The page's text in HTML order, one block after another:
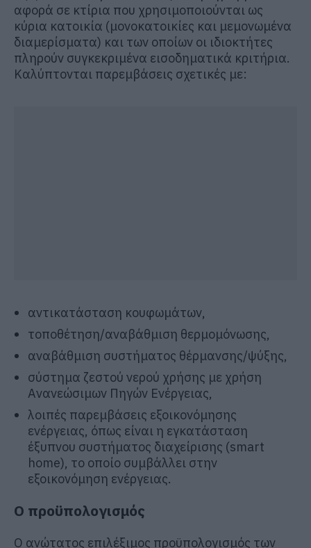
αφορά σε κτίρια που χρησιμοποιούνται ως
κύρια κατοικία (μονοκατοικίες και μεμονωμένα
διαμερίσματα) και των οποίων οι ιδιοκτήτες
πληρούν συγκεκριμένα εισοδηματικά κριτήρια.
Καλύπτονται παρεμβάσεις σχετικές με:
αντικατάσταση κουφωμάτων,
τοποθέτηση/αναβάθμιση θερμομόνωσης,
αναβάθμιση συστήματος θέρμανσης/ψύξης,
σύστημα ζεστού νερού χρήσης με χρήση
Ανανεώσιμων Πηγών Ενέργειας,
λοιπές παρεμβάσεις εξοικονόμησης
ενέργειας, όπως είναι η εγκατάσταση
έξυπνου συστήματος διαχείρισης (smart
home), το οποίο συμβάλλει στην
εξοικονόμηση ενέργειας.
Ο προϋπολογισμός
Ο ανώτατος επιλέξιμος προϋπολογισμός των